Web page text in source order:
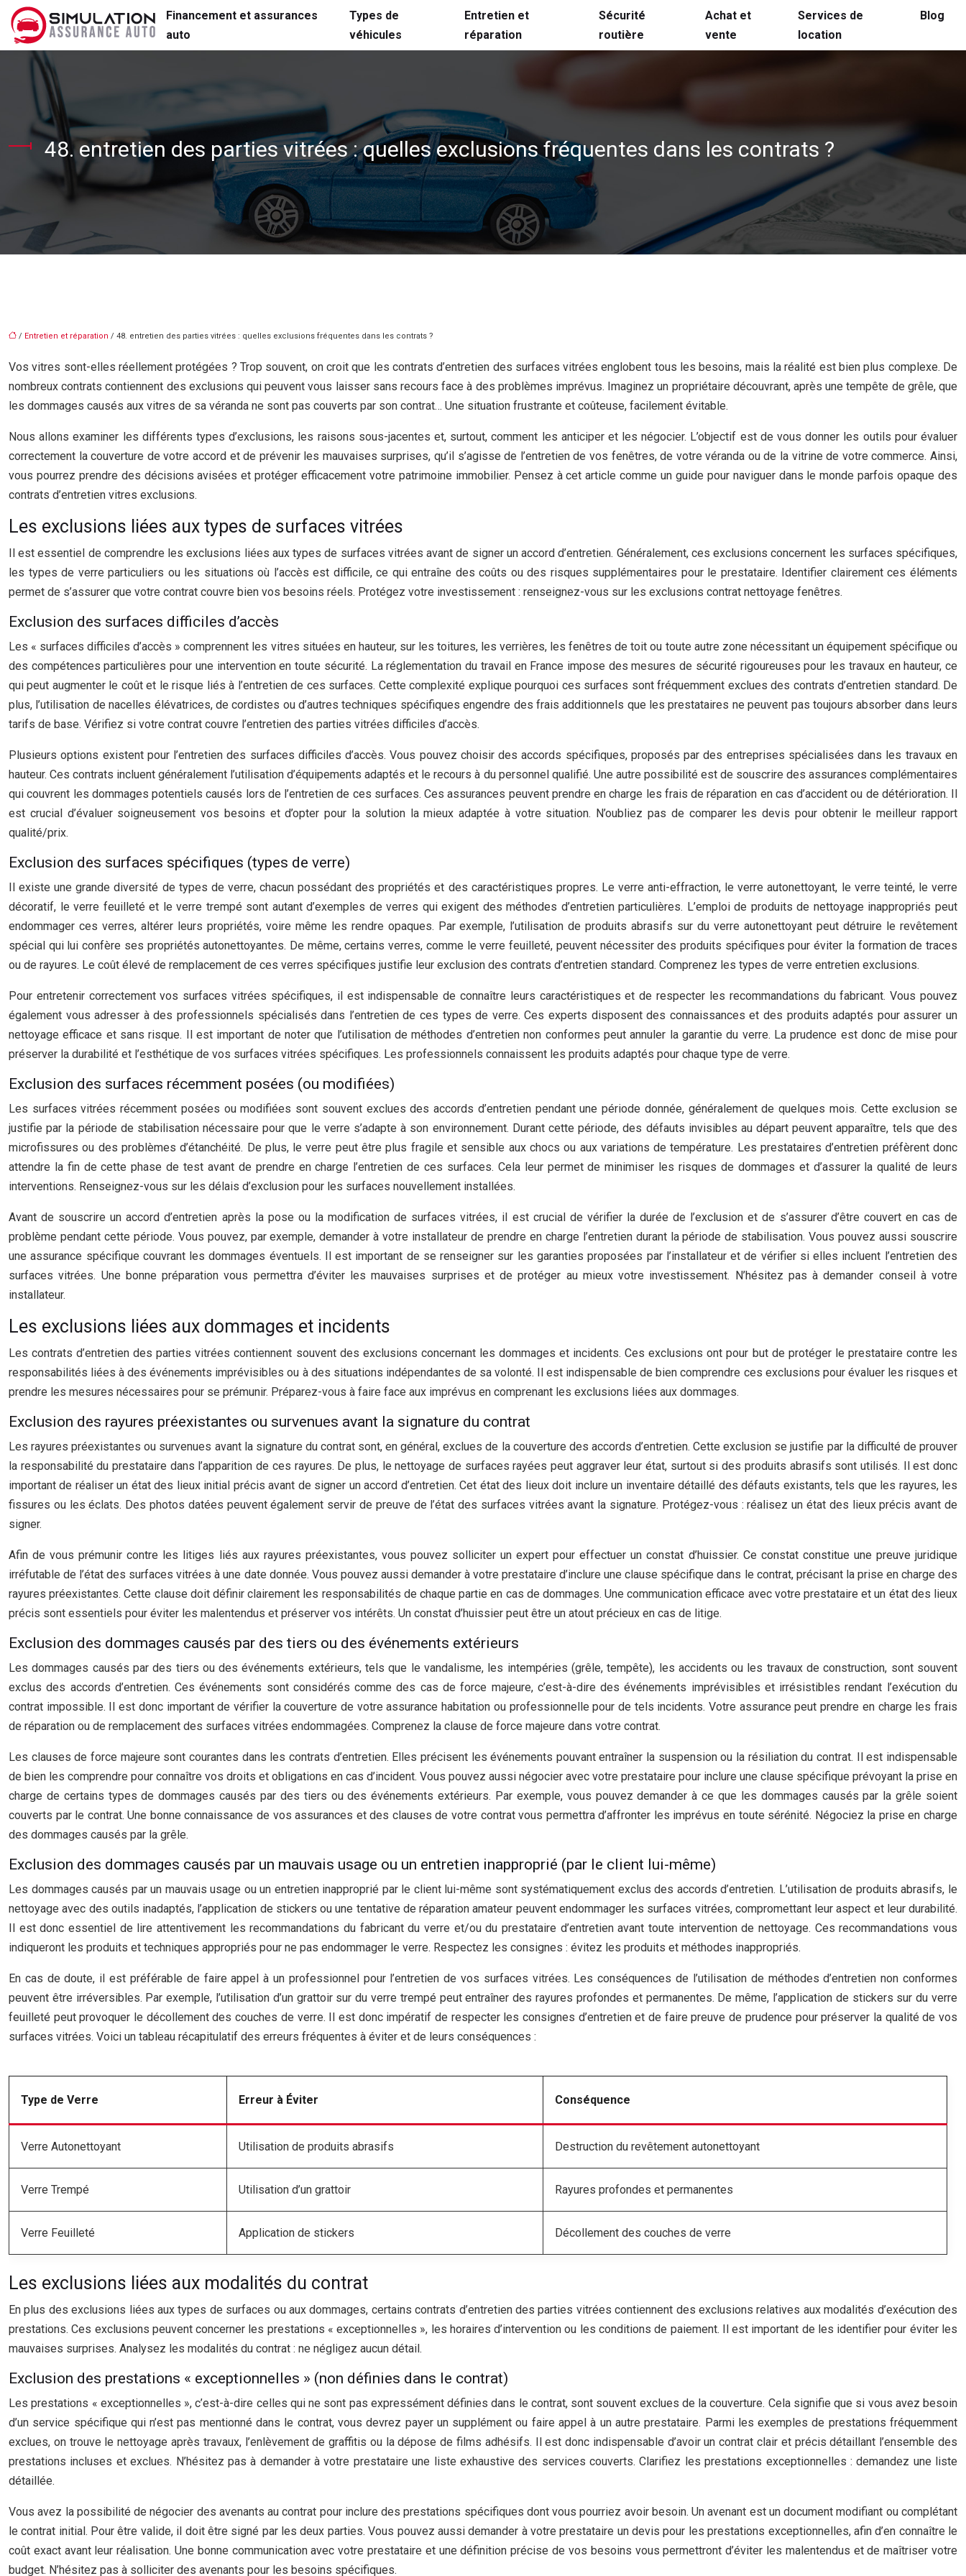
Financement et assurances
auto
Types de
véhicules
Entretien et
réparation
Sécurité
routière
Achat et
vente
Services de
location
Blog
48. entretien des parties vitrées : quelles exclusions fréquentes dans les contrats ?
/ Entretien et réparation / 48. entretien des parties vitrées : quelles exclusions fréquentes dans les contrats ?
Vos vitres sont-elles réellement protégées ? Trop souvent, on croit que les contrats d’entretien des surfaces vitrées englobent tous les besoins, mais la réalité est bien plus complexe. De
nombreux contrats contiennent des exclusions qui peuvent vous laisser sans recours face à des problèmes imprévus. Imaginez un propriétaire découvrant, après une tempête de grêle, que
les dommages causés aux vitres de sa véranda ne sont pas couverts par son contrat… Une situation frustrante et coûteuse, facilement évitable.
Nous allons examiner les différents types d’exclusions, les raisons sous-jacentes et, surtout, comment les anticiper et les négocier. L’objectif est de vous donner les outils pour évaluer
correctement la couverture de votre accord et de prévenir les mauvaises surprises, qu’il s’agisse de l’entretien de vos fenêtres, de votre véranda ou de la vitrine de votre commerce. Ainsi,
vous pourrez prendre des décisions avisées et protéger efficacement votre patrimoine immobilier. Pensez à cet article comme un guide pour naviguer dans le monde parfois opaque des
contrats d’entretien vitres exclusions.
Les exclusions liées aux types de surfaces vitrées
Il est essentiel de comprendre les exclusions liées aux types de surfaces vitrées avant de signer un accord d’entretien. Généralement, ces exclusions concernent les surfaces spécifiques,
les types de verre particuliers ou les situations où l’accès est difficile, ce qui entraîne des coûts ou des risques supplémentaires pour le prestataire. Identifier clairement ces éléments
permet de s’assurer que votre contrat couvre bien vos besoins réels. Protégez votre investissement : renseignez-vous sur les exclusions contrat nettoyage fenêtres.
Exclusion des surfaces difficiles d’accès
Les « surfaces difficiles d’accès » comprennent les vitres situées en hauteur, sur les toitures, les verrières, les fenêtres de toit ou toute autre zone nécessitant un équipement spécifique ou
des compétences particulières pour une intervention en toute sécurité. La réglementation du travail en France impose des mesures de sécurité rigoureuses pour les travaux en hauteur, ce
qui peut augmenter le coût et le risque liés à l’entretien de ces surfaces. Cette complexité explique pourquoi ces surfaces sont fréquemment exclues des contrats d’entretien standard. De
plus, l’utilisation de nacelles élévatrices, de cordistes ou d’autres techniques spécifiques engendre des frais additionnels que les prestataires ne peuvent pas toujours absorber dans leurs
tarifs de base. Vérifiez si votre contrat couvre l’entretien des parties vitrées difficiles d’accès.
Plusieurs options existent pour l’entretien des surfaces difficiles d’accès. Vous pouvez choisir des accords spécifiques, proposés par des entreprises spécialisées dans les travaux en
hauteur. Ces contrats incluent généralement l’utilisation d’équipements adaptés et le recours à du personnel qualifié. Une autre possibilité est de souscrire des assurances complémentaires
qui couvrent les dommages potentiels causés lors de l’entretien de ces surfaces. Ces assurances peuvent prendre en charge les frais de réparation en cas d’accident ou de détérioration. Il
est crucial d’évaluer soigneusement vos besoins et d’opter pour la solution la mieux adaptée à votre situation. N’oubliez pas de comparer les devis pour obtenir le meilleur rapport
qualité/prix.
Exclusion des surfaces spécifiques (types de verre)
Il existe une grande diversité de types de verre, chacun possédant des propriétés et des caractéristiques propres. Le verre anti-effraction, le verre autonettoyant, le verre teinté, le verre
décoratif, le verre feuilleté et le verre trempé sont autant d’exemples de verres qui exigent des méthodes d’entretien particulières. L’emploi de produits de nettoyage inappropriés peut
endommager ces verres, altérer leurs propriétés, voire même les rendre opaques. Par exemple, l’utilisation de produits abrasifs sur du verre autonettoyant peut détruire le revêtement
spécial qui lui confère ses propriétés autonettoyantes. De même, certains verres, comme le verre feuilleté, peuvent nécessiter des produits spécifiques pour éviter la formation de traces
ou de rayures. Le coût élevé de remplacement de ces verres spécifiques justifie leur exclusion des contrats d’entretien standard. Comprenez les types de verre entretien exclusions.
Pour entretenir correctement vos surfaces vitrées spécifiques, il est indispensable de connaître leurs caractéristiques et de respecter les recommandations du fabricant. Vous pouvez
également vous adresser à des professionnels spécialisés dans l’entretien de ces types de verre. Ces experts disposent des connaissances et des produits adaptés pour assurer un
nettoyage efficace et sans risque. Il est important de noter que l’utilisation de méthodes d’entretien non conformes peut annuler la garantie du verre. La prudence est donc de mise pour
préserver la durabilité et l’esthétique de vos surfaces vitrées spécifiques. Les professionnels connaissent les produits adaptés pour chaque type de verre.
Exclusion des surfaces récemment posées (ou modifiées)
Les surfaces vitrées récemment posées ou modifiées sont souvent exclues des accords d’entretien pendant une période donnée, généralement de quelques mois. Cette exclusion se
justifie par la période de stabilisation nécessaire pour que le verre s’adapte à son environnement. Durant cette période, des défauts invisibles au départ peuvent apparaître, tels que des
microfissures ou des problèmes d’étanchéité. De plus, le verre peut être plus fragile et sensible aux chocs ou aux variations de température. Les prestataires d’entretien préfèrent donc
attendre la fin de cette phase de test avant de prendre en charge l’entretien de ces surfaces. Cela leur permet de minimiser les risques de dommages et d’assurer la qualité de leurs
interventions. Renseignez-vous sur les délais d’exclusion pour les surfaces nouvellement installées.
Avant de souscrire un accord d’entretien après la pose ou la modification de surfaces vitrées, il est crucial de vérifier la durée de l’exclusion et de s’assurer d’être couvert en cas de
problème pendant cette période. Vous pouvez, par exemple, demander à votre installateur de prendre en charge l’entretien durant la période de stabilisation. Vous pouvez aussi souscrire
une assurance spécifique couvrant les dommages éventuels. Il est important de se renseigner sur les garanties proposées par l’installateur et de vérifier si elles incluent l’entretien des
surfaces vitrées. Une bonne préparation vous permettra d’éviter les mauvaises surprises et de protéger au mieux votre investissement. N’hésitez pas à demander conseil à votre
installateur.
Les exclusions liées aux dommages et incidents
Les contrats d’entretien des parties vitrées contiennent souvent des exclusions concernant les dommages et incidents. Ces exclusions ont pour but de protéger le prestataire contre les
responsabilités liées à des événements imprévisibles ou à des situations indépendantes de sa volonté. Il est indispensable de bien comprendre ces exclusions pour évaluer les risques et
prendre les mesures nécessaires pour se prémunir. Préparez-vous à faire face aux imprévus en comprenant les exclusions liées aux dommages.
Exclusion des rayures préexistantes ou survenues avant la signature du contrat
Les rayures préexistantes ou survenues avant la signature du contrat sont, en général, exclues de la couverture des accords d’entretien. Cette exclusion se justifie par la difficulté de prouver
la responsabilité du prestataire dans l’apparition de ces rayures. De plus, le nettoyage de surfaces rayées peut aggraver leur état, surtout si des produits abrasifs sont utilisés. Il est donc
important de réaliser un état des lieux initial précis avant de signer un accord d’entretien. Cet état des lieux doit inclure un inventaire détaillé des défauts existants, tels que les rayures, les
fissures ou les éclats. Des photos datées peuvent également servir de preuve de l’état des surfaces vitrées avant la signature. Protégez-vous : réalisez un état des lieux précis avant de
signer.
Afin de vous prémunir contre les litiges liés aux rayures préexistantes, vous pouvez solliciter un expert pour effectuer un constat d’huissier. Ce constat constitue une preuve juridique
irréfutable de l’état des surfaces vitrées à une date donnée. Vous pouvez aussi demander à votre prestataire d’inclure une clause spécifique dans le contrat, précisant la prise en charge des
rayures préexistantes. Cette clause doit définir clairement les responsabilités de chaque partie en cas de dommages. Une communication efficace avec votre prestataire et un état des lieux
précis sont essentiels pour éviter les malentendus et préserver vos intérêts. Un constat d’huissier peut être un atout précieux en cas de litige.
Exclusion des dommages causés par des tiers ou des événements extérieurs
Les dommages causés par des tiers ou des événements extérieurs, tels que le vandalisme, les intempéries (grêle, tempête), les accidents ou les travaux de construction, sont souvent
exclus des accords d’entretien. Ces événements sont considérés comme des cas de force majeure, c’est-à-dire des événements imprévisibles et irrésistibles rendant l’exécution du
contrat impossible. Il est donc important de vérifier la couverture de votre assurance habitation ou professionnelle pour de tels incidents. Votre assurance peut prendre en charge les frais
de réparation ou de remplacement des surfaces vitrées endommagées. Comprenez la clause de force majeure dans votre contrat.
Les clauses de force majeure sont courantes dans les contrats d’entretien. Elles précisent les événements pouvant entraîner la suspension ou la résiliation du contrat. Il est indispensable
de bien les comprendre pour connaître vos droits et obligations en cas d’incident. Vous pouvez aussi négocier avec votre prestataire pour inclure une clause spécifique prévoyant la prise en
charge de certains types de dommages causés par des tiers ou des événements extérieurs. Par exemple, vous pouvez demander à ce que les dommages causés par la grêle soient
couverts par le contrat. Une bonne connaissance de vos assurances et des clauses de votre contrat vous permettra d’affronter les imprévus en toute sérénité. Négociez la prise en charge
des dommages causés par la grêle.
Exclusion des dommages causés par un mauvais usage ou un entretien inapproprié (par le client lui-même)
Les dommages causés par un mauvais usage ou un entretien inapproprié par le client lui-même sont systématiquement exclus des accords d’entretien. L’utilisation de produits abrasifs, le
nettoyage avec des outils inadaptés, l’application de stickers ou une tentative de réparation amateur peuvent endommager les surfaces vitrées, compromettant leur aspect et leur durabilité.
Il est donc essentiel de lire attentivement les recommandations du fabricant du verre et/ou du prestataire d’entretien avant toute intervention de nettoyage. Ces recommandations vous
indiqueront les produits et techniques appropriés pour ne pas endommager le verre. Respectez les consignes : évitez les produits et méthodes inappropriés.
En cas de doute, il est préférable de faire appel à un professionnel pour l’entretien de vos surfaces vitrées. Les conséquences de l’utilisation de méthodes d’entretien non conformes
peuvent être irréversibles. Par exemple, l’utilisation d’un grattoir sur du verre trempé peut entraîner des rayures profondes et permanentes. De même, l’application de stickers sur du verre
feuilleté peut provoquer le décollement des couches de verre. Il est donc impératif de respecter les consignes d’entretien et de faire preuve de prudence pour préserver la qualité de vos
surfaces vitrées. Voici un tableau récapitulatif des erreurs fréquentes à éviter et de leurs conséquences :
Type de Verre Erreur à Éviter Conséquence
Verre Autonettoyant Utilisation de produits abrasifs Destruction du revêtement autonettoyant
Verre Trempé Utilisation d’un grattoir Rayures profondes et permanentes
Verre Feuilleté Application de stickers Décollement des couches de verre
Les exclusions liées aux modalités du contrat
En plus des exclusions liées aux types de surfaces ou aux dommages, certains contrats d’entretien des parties vitrées contiennent des exclusions relatives aux modalités d’exécution des
prestations. Ces exclusions peuvent concerner les prestations « exceptionnelles », les horaires d’intervention ou les conditions de paiement. Il est important de les identifier pour éviter les
mauvaises surprises. Analysez les modalités du contrat : ne négligez aucun détail.
Exclusion des prestations « exceptionnelles » (non définies dans le contrat)
Les prestations « exceptionnelles », c’est-à-dire celles qui ne sont pas expressément définies dans le contrat, sont souvent exclues de la couverture. Cela signifie que si vous avez besoin
d’un service spécifique qui n’est pas mentionné dans le contrat, vous devrez payer un supplément ou faire appel à un autre prestataire. Parmi les exemples de prestations fréquemment
exclues, on trouve le nettoyage après travaux, l’enlèvement de graffitis ou la dépose de films adhésifs. Il est donc indispensable d’avoir un contrat clair et précis détaillant l’ensemble des
prestations incluses et exclues. N’hésitez pas à demander à votre prestataire une liste exhaustive des services couverts. Clarifiez les prestations exceptionnelles : demandez une liste
détaillée.
Vous avez la possibilité de négocier des avenants au contrat pour inclure des prestations spécifiques dont vous pourriez avoir besoin. Un avenant est un document modifiant ou complétant
le contrat initial. Pour être valide, il doit être signé par les deux parties. Vous pouvez aussi demander à votre prestataire un devis pour les prestations exceptionnelles, afin d’en connaître le
coût exact avant leur réalisation. Une bonne communication avec votre prestataire et une définition précise de vos besoins vous permettront d’éviter les malentendus et de maîtriser votre
budget. N’hésitez pas à solliciter des avenants pour les besoins spécifiques.